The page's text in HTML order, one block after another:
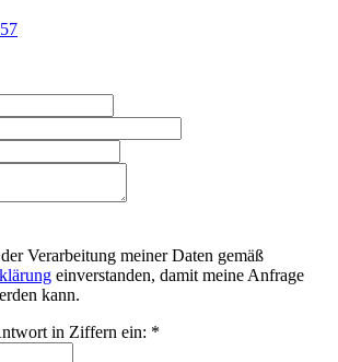
Verarbeitung meiner Daten gemäß
einverstanden, damit meine Anfrage
kann.
in Ziffern ein: *